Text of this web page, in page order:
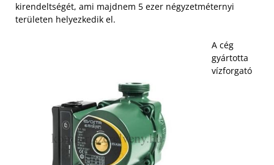
kirendeltségét, ami majdnem 5 ezer négyzetméternyi
területen helyezkedik el.
A cég
gyártotta
vízforgató